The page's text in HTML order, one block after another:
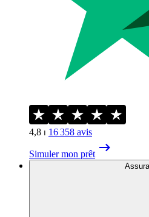
4,8 ⏐ 16 358 avis
Simuler mon prêt